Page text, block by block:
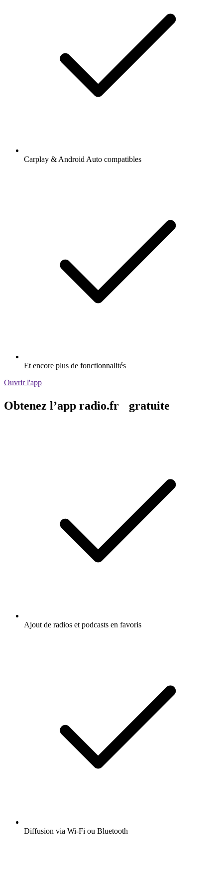
Carplay & Android Auto compatibles
Et encore plus de fonctionnalités
Ouvrir l'app
Obtenez l’app radio.fr gratuite
Ajout de radios et podcasts en favoris
Diffusion via Wi-Fi ou Bluetooth